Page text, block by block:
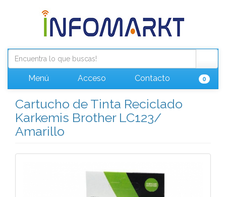
Menú Acceso Contacto 0
Cartucho de Tinta Reciclado
Karkemis Brother LC123/
Amarillo